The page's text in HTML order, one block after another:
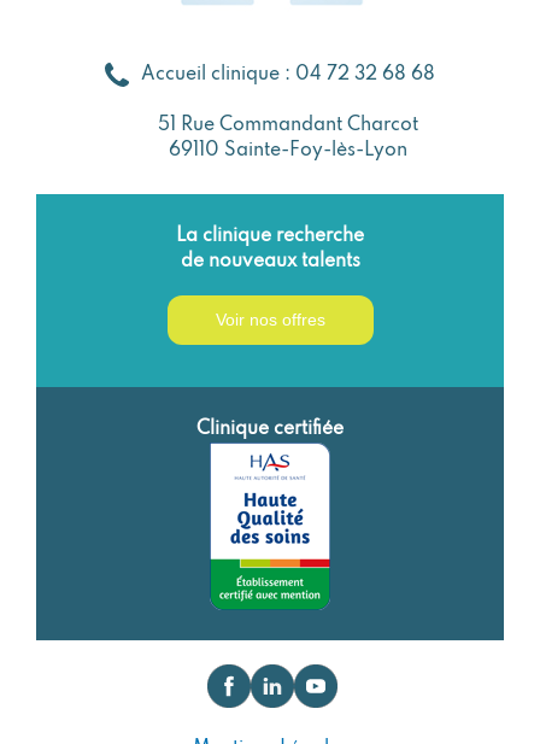
Accueil clinique : 04 72 32 68 68
51 Rue Commandant Charcot
69110 Sainte-Foy-lès-Lyon
La clinique recherche
de nouveaux talents
Voir nos offres
Clinique certifiée